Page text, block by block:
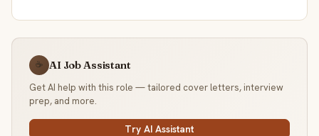
☕ AI Job Assistant
Get AI help with this role — tailored cover letters, interview
prep, and more.
Try AI Assistant